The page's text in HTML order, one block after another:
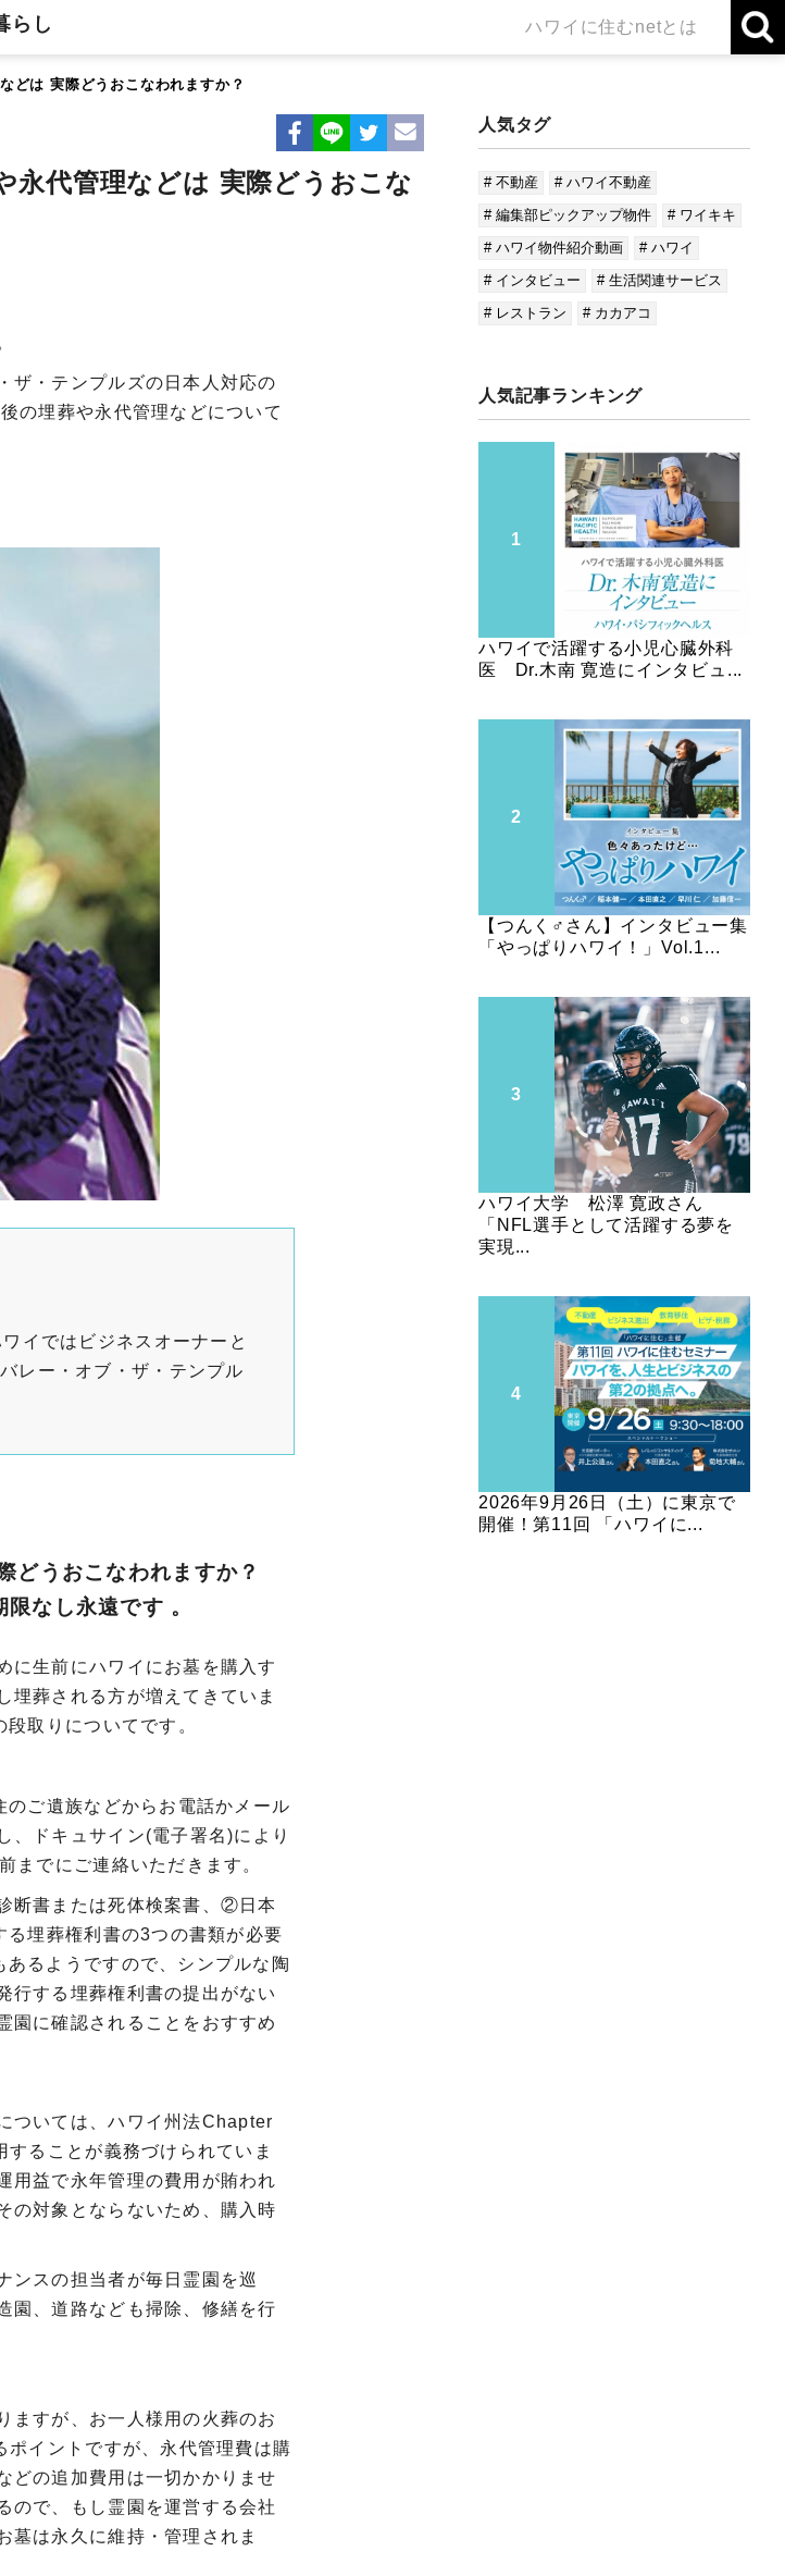
らし ハワイに住むnetとは
どは 実際どうおこなわれますか？
永代管理などは 実際どうおこな
ザ・テンプルズの日本人対応の
の埋葬や永代管理などについて
イではビジネスオーナーと
レー・オブ・ザ・テンプル
どうおこなわれますか？
なし永遠です 。
に生前にハワイにお墓を購入す
埋葬される方が増えてきていま
取りについてです。
ご遺族などからお電話かメール
、ドキュサイン(電子署名)により
までにご連絡いただきます。
断書または死体検案書、②日本
埋葬権利書の3つの書類が必要
るようですので、シンプルな陶
行する埋葬権利書の提出がない
園に確認されることをおすすめ
ついては、ハワイ州法Chapter
す ることが義務づけられていま
用益で永年管理の費用が賄われ
の対象とならないため、 購入時
ンスの担当者が毎日霊園を巡
園、道路なども掃除、 修繕を行
ますが、お一人様用の火葬のお
イントですが、永代管理費は購
どの追加費用は一切かかりませ
ので、もし霊園を運営する会社
墓は永久に維持・管理されま
人気タグ
# 不動産
# ハワイ不動産
# 編集部ピックアップ物件
# ワイキキ
# ハワイ物件紹介動画
# ハワイ
# インタビュー
# 生活関連サービス
# レストラン
# カカアコ
人気記事ランキング
ハワイで活躍する小児心臓外科
医 Dr.木南 寛造にインタビュ...
【つんく♂さん】インタビュー集
「やっぱりハワイ！」Vol.1...
ハワイ大学 松澤 寛政さん
「NFL選手として活躍する夢を
実現...
2026年9月26日（土）に東京で
開催！第11回 「ハワイに...